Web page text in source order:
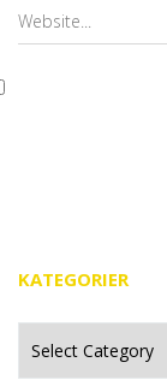
KATEGORIER